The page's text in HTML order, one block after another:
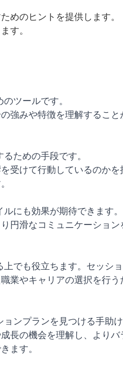
めのヒントを提供します。
す。
ツールです。
強みや特徴を理解すること
ための手段です。
受けて行動しているのかを
にも効果が期待できます。
円滑なコミュニケーション
でも役立ちます。セッシ
業やキャリアの選択を行う
ンプランを見つける手助
長の機会を理解し、よりバ
ます。